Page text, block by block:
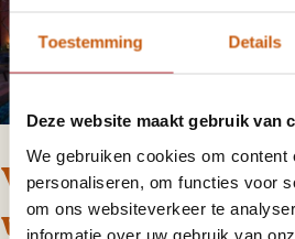
Toestemming Details
Deze website maakt gebruik van
We gebruiken cookies om content
personaliseren, om functies voor
om ons websiteverkeer te
informatie over uw gebruik van
Voor deze reis
volgende